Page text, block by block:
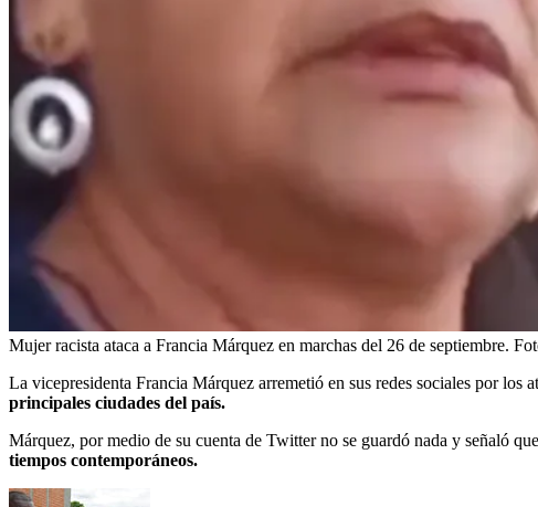
Mujer racista ataca a Francia Márquez en marchas del 26 de septiembre.
La vicepresidenta Francia Márquez arremetió en sus redes sociales por los
principales ciudades del país.
Márquez, por medio de su cuenta de Twitter no se guardó nada y señaló
tiempos contemporáneos.